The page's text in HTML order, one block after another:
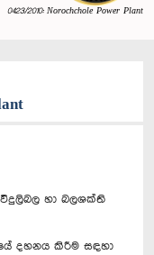
0423/2010: Norochchole Power Plant
හා බලශක්ති
දහනය කිරීම සඳහා